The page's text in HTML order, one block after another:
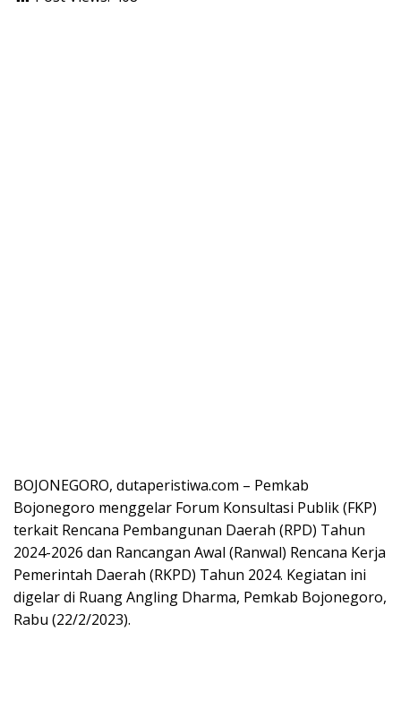
BOJONEGORO, dutaperistiwa.com – Pemkab
Bojonegoro menggelar Forum Konsultasi Publik (FKP)
terkait Rencana Pembangunan Daerah (RPD) Tahun
2024-2026 dan Rancangan Awal (Ranwal) Rencana Kerja
Pemerintah Daerah (RKPD) Tahun 2024. Kegiatan ini
digelar di Ruang Angling Dharma, Pemkab Bojonegoro,
Rabu (22/2/2023).